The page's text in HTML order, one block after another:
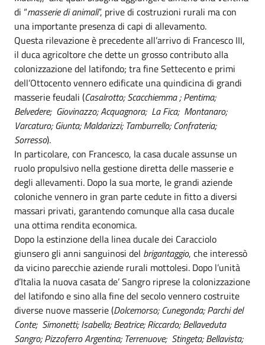
di “masserie di animali”, prive di costruzioni rurali ma con
una importante presenza di capi di allevamento.
Questa rilevazione è precedente all’arrivo di Francesco III,
il duca agricoltore che dette un grosso contributo alla
colonizzazione del latifondo; tra fine Settecento e primi
dell’Ottocento vennero edificate una quindicina di grandi
masserie feudali (Casalrotto; Scacchiemma ; Pentima;
Belvedere; Giovinazzo; Acquagnora; La Fica; Montanaro;
Varcaturo; Giunta; Maldarizzi; Tamburrello; Confrateria;
Sorresso).
In particolare, con Francesco, la casa ducale assunse un
ruolo propulsivo nella gestione diretta delle masserie e
degli allevamenti. Dopo la sua morte, le grandi aziende
coloniche vennero in gran parte cedute in fitto a diversi
massari privati, garantendo comunque alla casa ducale
una ottima rendita economica.
Dopo la estinzione della linea ducale dei Caracciolo
giunsero gli anni sanguinosi del brigantaggio, che interessò
da vicino parecchie aziende rurali mottolesi. Dopo l’unità
d’Italia la nuova casata de’ Sangro riprese la colonizzazione
del latifondo e sino alla fine del secolo vennero costruite
diverse nuove masserie (Dolcemorso; Cunegonda; Parchi del
Conte; Simonetti; Isabella; Beatrice; Riccardo; Bellaveduta
Sangro; Pizzoferro Argentina; Terrenuove; Stingeta; Bellavista;